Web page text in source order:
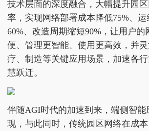
技术层面的深度融合，大幅提升园
率，实现网络部署成本降低75%、
60%、改造周期缩短90%，让用户的
便、管理更智能、使用更高效，并
疗、制造等关键应用场景，加速各
慧跃迁。
伴随AGI时代的加速到来，端侧智能
现，与此同时，传统园区网络在成